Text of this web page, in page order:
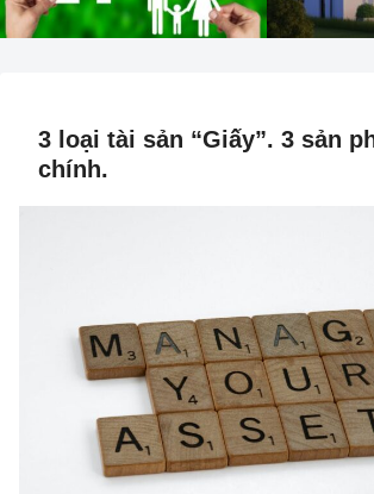
3 loại tài sản “Giấy”. 3 sản
chính.